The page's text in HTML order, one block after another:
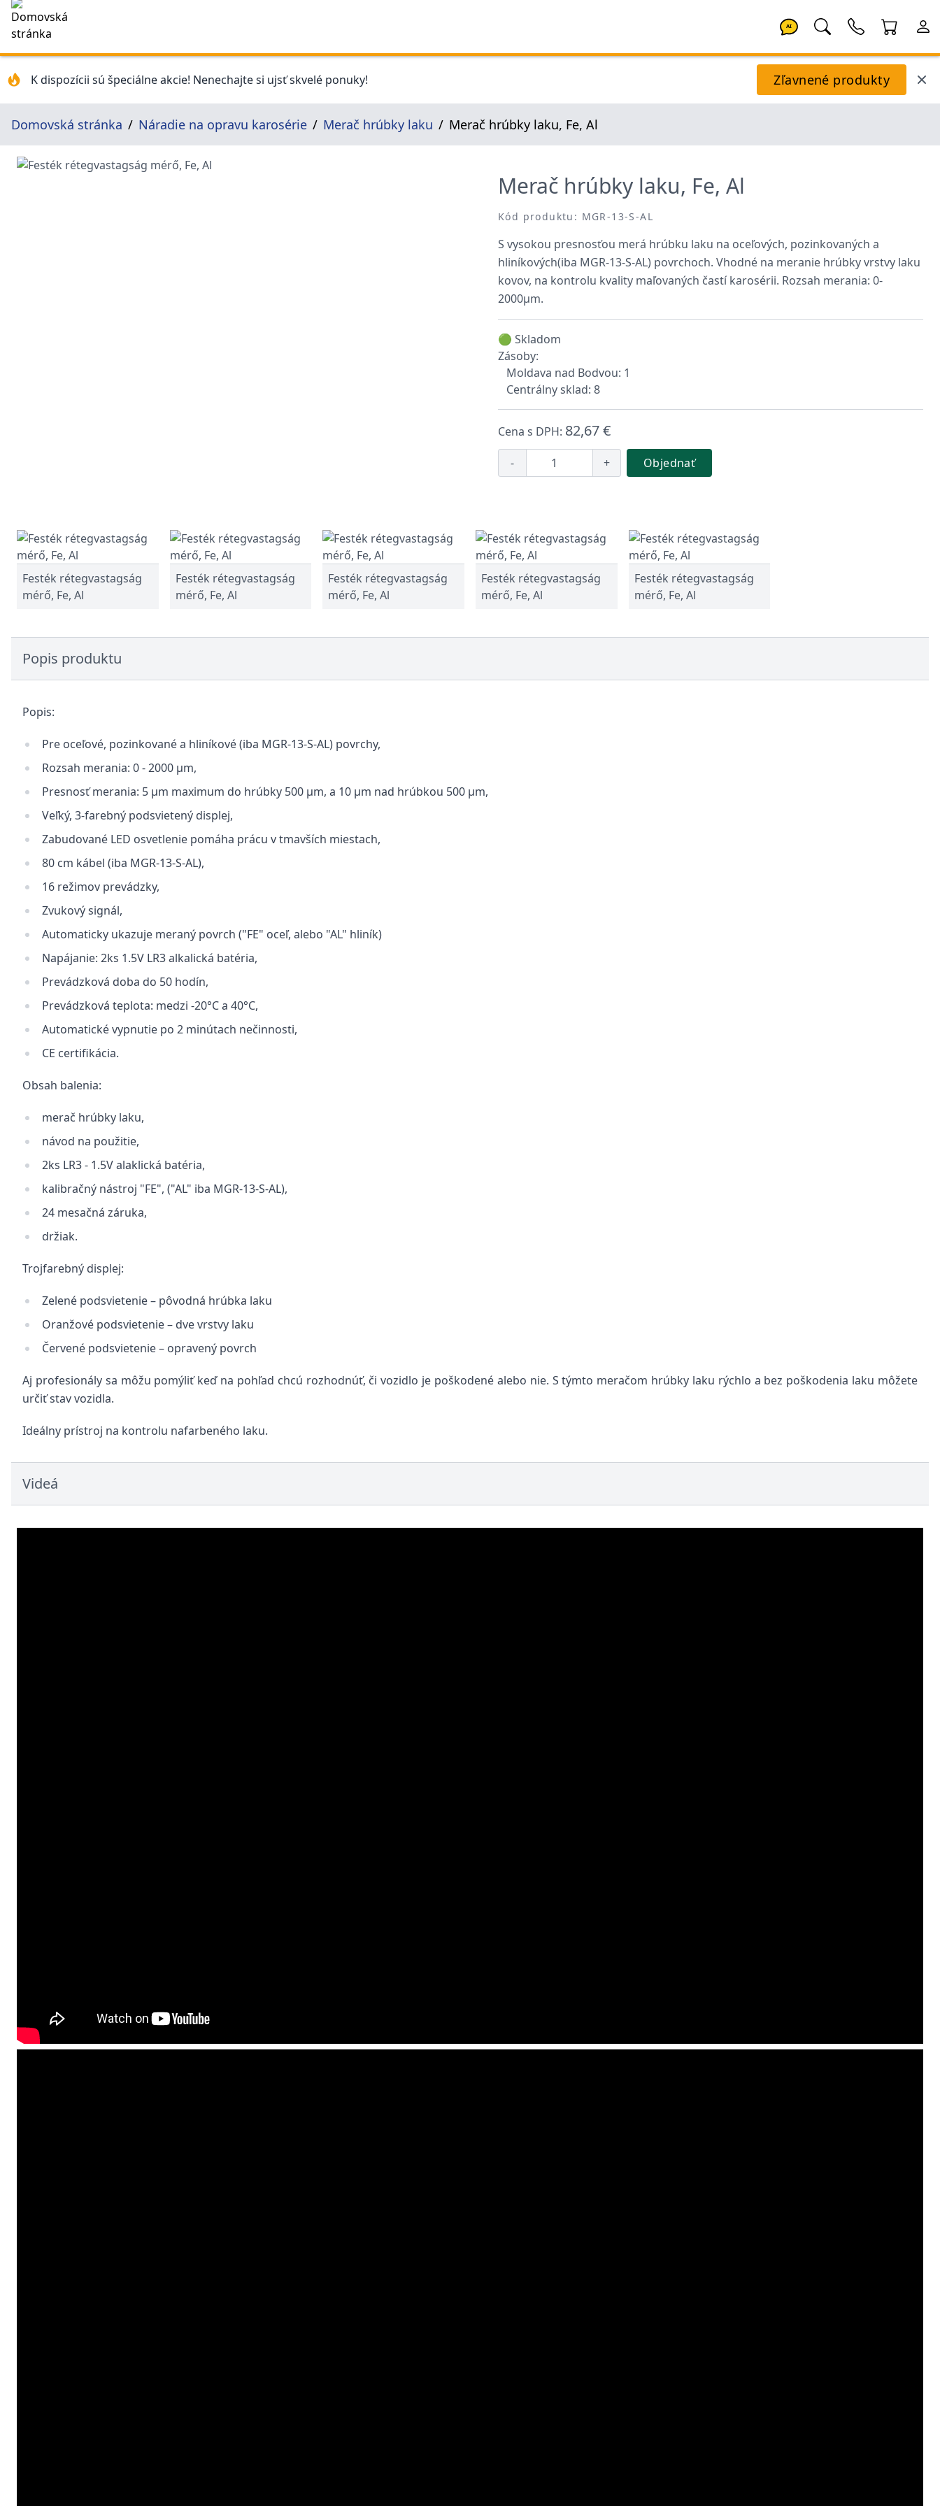
AI
K dispozícii sú špeciálne akcie! Nenechajte si ujsť skvelé ponuky! Zľavnené produkty
Domovská stránka Náradie na opravu karosérie Merač hrúbky laku Merač hrúbky laku, Fe, Al
Merač hrúbky laku, Fe, Al
Kód produktu: MGR-13-S-AL
S vysokou presnosťou merá hrúbku laku na oceľových, pozinkovaných a
hliníkových(iba MGR-13-S-AL) povrchoch. Vhodné na meranie hrúbky vrstvy laku
kovov, na kontrolu kvality maľovaných častí karosérii. Rozsah merania: 0-
2000μm.
🟢 Skladom
Zásoby:
Moldava nad Bodvou: 1
Centrálny sklad: 8
Cena s DPH: 82,67 €
- + Objednať
Festék rétegvastagság
mérő, Fe, Al
Festék rétegvastagság
mérő, Fe, Al
Festék rétegvastagság
mérő, Fe, Al
Festék rétegvastagság
mérő, Fe, Al
Festék rétegvastagság
mérő, Fe, Al
Popis produktu
Popis:
Pre oceľové, pozinkované a hliníkové (iba MGR-13-S-AL) povrchy,
Rozsah merania: 0 - 2000 μm,
Presnosť merania: 5 μm maximum do hrúbky 500 μm, a 10 μm nad hrúbkou 500 μm,
Veľký, 3-farebný podsvietený displej,
Zabudované LED osvetlenie pomáha prácu v tmavších miestach,
80 cm kábel (iba MGR-13-S-AL),
16 režimov prevádzky,
Zvukový signál,
Automaticky ukazuje meraný povrch ("FE" oceľ, alebo "AL" hliník)
Napájanie: 2ks 1.5V LR3 alkalická batéria,
Prevádzková doba do 50 hodín,
Prevádzková teplota: medzi -20°C a 40°C,
Automatické vypnutie po 2 minútach nečinnosti,
CE certifikácia.
Obsah balenia:
merač hrúbky laku,
návod na použitie,
2ks LR3 - 1.5V alaklická batéria,
kalibračný nástroj "FE", ("AL" iba MGR-13-S-AL),
24 mesačná záruka,
držiak.
Trojfarebný displej:
Zelené podsvietenie – pôvodná hrúbka laku
Oranžové podsvietenie – dve vrstvy laku
Červené podsvietenie – opravený povrch
Aj profesionály sa môžu pomýliť keď na pohľad chcú rozhodnúť, či vozidlo je poškodené alebo nie. S týmto meračom hrúbky laku rýchlo a bez poškodenia laku môžete
určiť stav vozidla.
Ideálny prístroj na kontrolu nafarbeného laku.
Videá